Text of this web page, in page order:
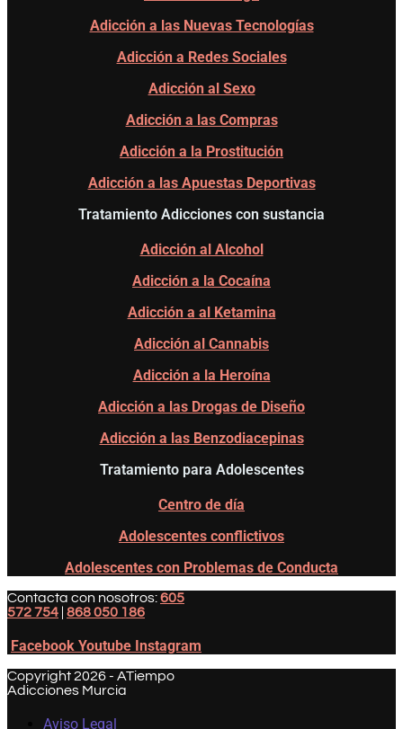
Adicción a las Nuevas Tecnologías
Adicción a Redes Sociales
Adicción al Sexo
Adicción a las Compras
Adicción a la Prostitución
Adicción a las Apuestas Deportivas
Tratamiento Adicciones con sustancia
Adicción al Alcohol
Adicción a la Cocaína
Adicción a al Ketamina
Adicción al Cannabis
Adicción a la Heroína
Adicción a las Drogas de Diseño
Adicción a las Benzodiacepinas
Tratamiento para Adolescentes
Centro de día
Adolescentes conflictivos
Adolescentes con Problemas de Conducta
Contacta con nosotros:605
572 754 | 868 050 186
Facebook Youtube Instagram
Copyright 2026 - ATiempo
Adicciones Murcia
Aviso Legal